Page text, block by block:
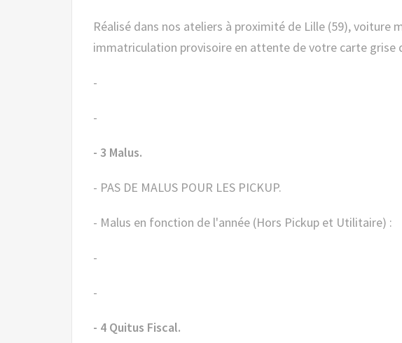
Réalisé dans nos ateliers à proximité de Lille (59), voiture mise à disposition homologuée et avec une
immatriculation provisoire en attente de votre carte grise
-
-
- 3 Malus.
- PAS DE MALUS POUR LES PICKUP.
- Malus en fonction de l'année (Hors Pickup et Utilitaire) :
-
-
- 4 Quitus Fiscal.